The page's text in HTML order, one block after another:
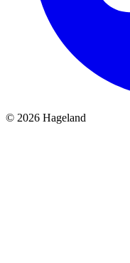
© 2026 Hageland